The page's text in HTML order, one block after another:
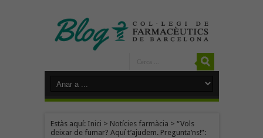
Estàs aquí: Inici > Notícies farmàcia > “Vols
deixar de fumar? Aquí t’ajudem. Pregunta’ns!”: